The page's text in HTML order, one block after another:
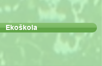
Ekoškola